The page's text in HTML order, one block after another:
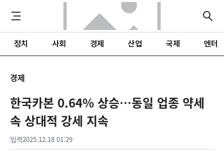
정치 사회 경제 산업 국제 엔터
경제
한국카본 0.64% 상승…동일 업종 약세
속 상대적 강세 지속
입력2025.12.18 01:29